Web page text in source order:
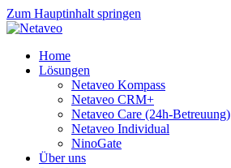
Zum Hauptinhalt springen
Home
Lösungen
Netaveo Kompass
Netaveo CRM+
Netaveo Care (24h-Betreuung)
Netaveo Individual
NinoGate
Über uns